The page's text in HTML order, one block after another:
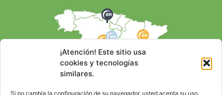
¡Atención! Este sitio usa
cookies y tecnologías
similares.
Si no cambia la configuración de su navegador, usted acepta su uso.